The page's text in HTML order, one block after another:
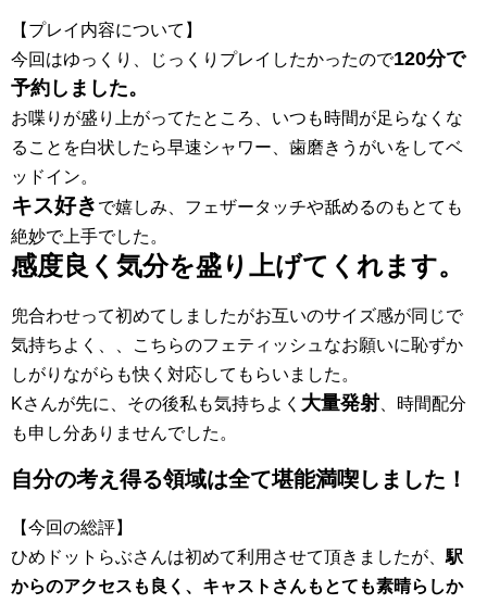
【プレイ内容について】
今回はゆっくり、じっくりプレイしたかったので120分で
予約し ました。
お喋りが盛り上がってたところ、いつも時間が足らなくな
ることを白状したら早速シャワー、歯磨きうがいをしてベ
ッドイン。
キス好き で嬉しみ、フェザータッチや舐めるのもとても
絶妙で上手でした。
感度良く気分を盛り上げてくれます。
兜合わせって初めてしましたがお互いのサイズ感が同じで
気持ちよく、、こちらのフ ェティッシュなお願いに恥ずか
しがりながらも快く対応してもらい ました。
Kさんが先に、その後私も気持ちよく 大量発射 、時間配分
も申し分ありませんでした。
自分の考え得る領域は全て堪能満喫しました！
【今回の総評】
ひめドットらぶさんは初めて利用させて頂きましたが、駅
からのアクセスも良く、キャストさんもとても素晴らしか